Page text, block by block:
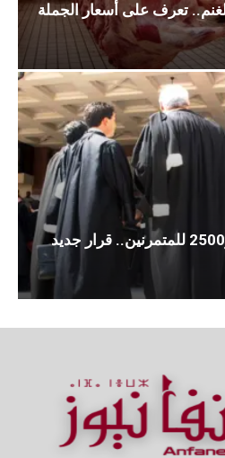
تعرف على أسعار الجملة
4000 درهم للمحامين و2500 للمتمرنين.. قرار جديد